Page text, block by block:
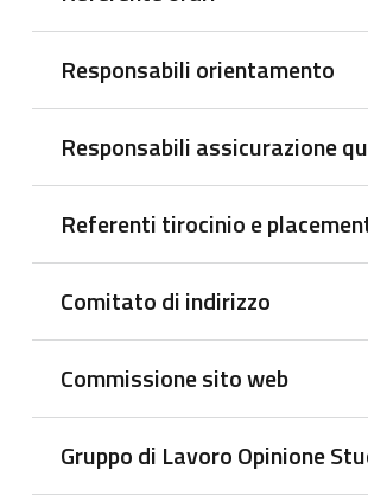
Responsabili orientamento
Responsabili assicurazione
Referenti tirocinio e
Comitato di indirizzo
Commissione sito web
Gruppo di Lavoro Opinione